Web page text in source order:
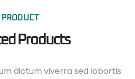
PRODUCT
Products
dictum viverra sed lobortis